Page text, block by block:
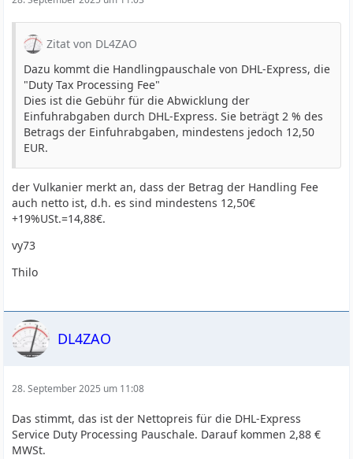
Zitat von DL4ZAO
Dazu kommt die Handlingpauschale von DHL-Express, die
"Duty Tax Processing Fee"
Dies ist die Gebühr für die Abwicklung der
Einfuhrabgaben durch DHL-Express. Sie beträgt 2 % des
Betrags der Einfuhrabgaben, mindestens jedoch 12,50
EUR.
der Vulkanier merkt an, dass der Betrag der Handling Fee
auch netto ist, d.h. es sind mindestens 12,50€
+19%USt.=14,88€.
vy73
Thilo
DL4ZAO
28. September 2025 um 11:08
Das stimmt, das ist der Nettopreis für die DHL-Express
Service Duty Processing Pauschale. Darauf kommen 2,88 €
MWSt.